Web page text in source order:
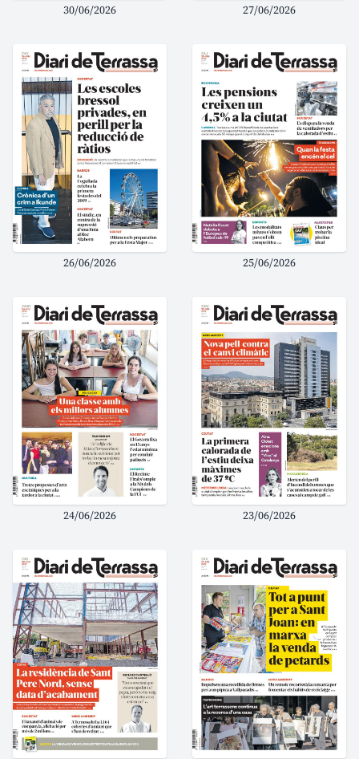
30/06/2026 27/06/2026
26/06/2026 25/06/2026
24/06/2026 23/06/2026